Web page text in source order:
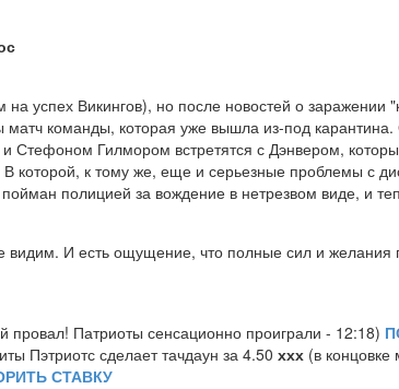
успех Викингов), но после новостей о
команды, которая уже вышла из-под
Гилмором встретятся с Дэнвером,
которой, к тому же, еще и серьезные проблемы с
полицией за вождение в нетрезвом виде, и
И есть ощущение, что полные сил и желания
провал! Патриоты сенсационно проиграли - 12:18)
Пэтриотс сделает тачдаун за 4.50 ххх (в концовке
СТАВКУ